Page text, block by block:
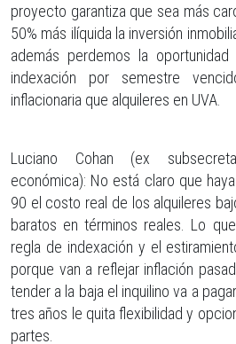
proyecto garantiza que sea más
50% más ilíquida la inversión
además perdemos la
indexación por semestre
inflacionaria que alquileres en UVA.
Luciano Cohan (ex
económica): No está claro que
90 el costo real de los alquileres
baratos en términos reales. Lo
regla de indexación y el
porque van a reflejar inflación
tender a la baja el inquilino va a
tres años le quita flexibilidad y
partes.